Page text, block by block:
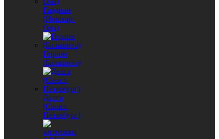
Гардиан
(Йошкар-
Ола)
Герион
(Балашиха)
Делга
(Санкт-
Петербург)